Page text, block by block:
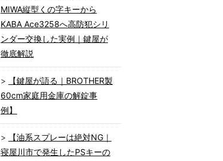
MIWA縦型くの字キーから
KABA Ace3258へ高防犯シリ
ンダー交換した実例｜鍵屋が
徹底解説
【鍵屋が語る｜BROTHER製
60cm家庭用金庫の解錠事
例】
【油系スプレーは絶対NG｜
寝屋川市で発生したPSキーの